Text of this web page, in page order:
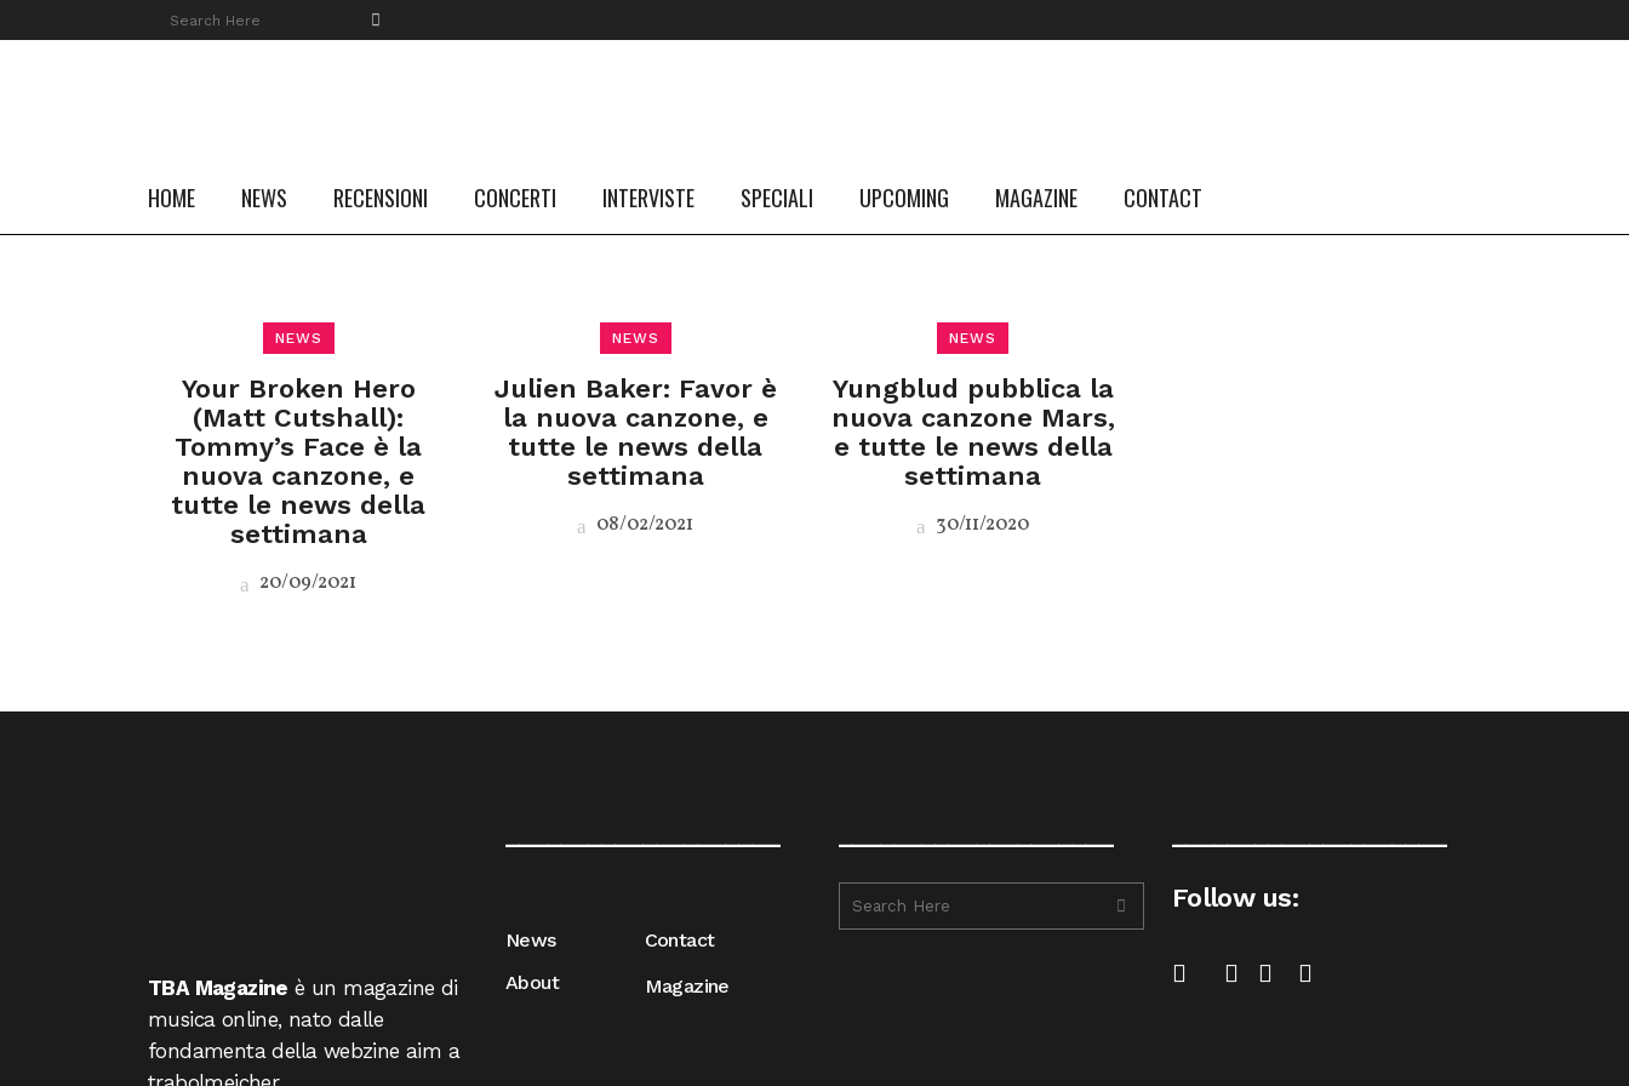
HOME NEWS RECENSIONI CONCERTI INTERVISTE SPECIALI UPCOMING MAGAZINE CONTACT
NEWS
Your Broken Hero
(Matt Cutshall):
Tommy’s Face è la
nuova canzone, e
tutte le news della
settimana
20/09/2021
NEWS
Julien Baker: Favor è
la nuova canzone, e
tutte le news della
settimana
08/02/2021
NEWS
Yungblud pubblica la
nuova canzone Mars,
e tutte le news della
settimana
30/11/2020
FOLLOW US #TBA
INSTAGRAM FEED
TBA Magazine è un magazine di
musica online, nato dalle
fondamenta della webzine aim a
News
About
Contact
Magazine
Follow us: